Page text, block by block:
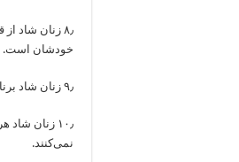
۸٫ زنان
خودشان است.
۹٫ زنان شاد برنامه ویژه‌ای برای وقت گذراندن با خود دارند و برای شاد زیستن برنامه‌ریزی‌ می‌کنند.
۱۰٫ زنان
نمی‌کنند.